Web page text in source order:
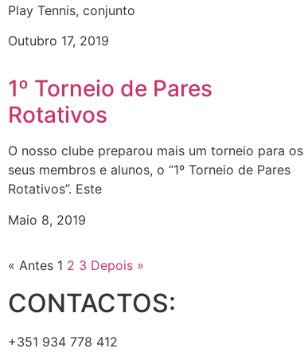
Play Tennis, conjunto
Outubro 17, 2019
1º Torneio de Pares
Rotativos
O nosso clube preparou mais um torneio para os
seus membros e alunos, o “1º Torneio de Pares
Rotativos”. Este
Maio 8, 2019
« Antes 1 2 3 Depois »
CONTACTOS:
+351 934 778 412